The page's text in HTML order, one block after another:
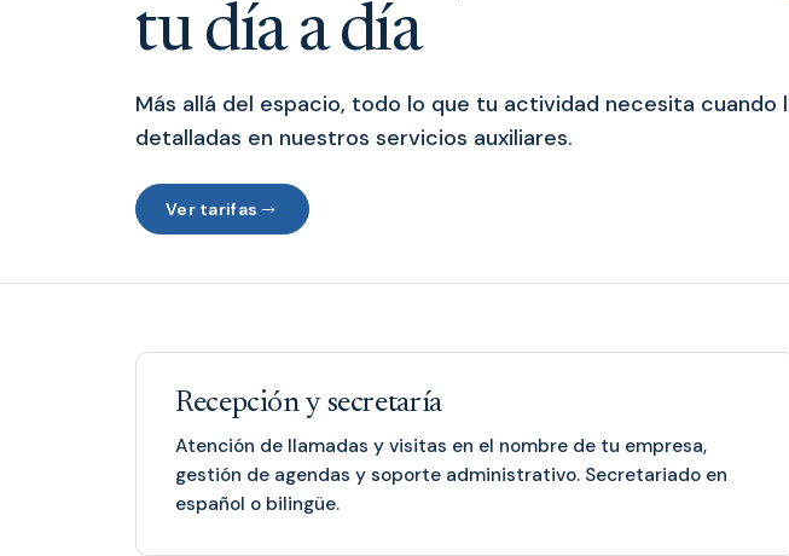
tu día a día
Más allá del espacio, todo lo que tu actividad necesita cuando
detalladas en nuestros servicios auxiliares.
Ver tarifas →
Recepción y secretaría
Atención de llamadas y visitas en el nombre de tu empresa,
gestión de agendas y soporte administrativo. Secretariado en
español o bilingüe.